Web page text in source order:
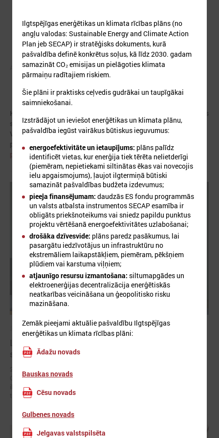
Autors: ES
Klimata zināšanu telpa izveidota projektā "AdaptationHubs", kas
saņēmis ES programmas "Apvārsnis Eiropa" finansējumu.
Vairāk informācijas par
projektu:https://www.lps.lv/lv/projekti/aktivie-projekti/46-
projekts-adaptation-hubs-nacionalie-adaptacijas-centri
2026. gada 11. jūnijs
sadarbību meliorācijas sistēmu apsaimniekošanā
2026. gada 10. jūnijā Latvijas Pašvaldību savienības (LPS) priekšsēdis
Gints Kaminskis un zemkopības ministrs Uldis Augulis parakstīja
ikgadējo sarunu protokolu, apstiprinot panāktās vienošanās un
turpmāko sadarbību pašvaldībām nozīmīgu jautājumu risināšanā.
Ilgtspējīgas enerģētikas un klimata rīcības plāns (no
angļu valodas: Sustainable Energy and Climate Action
Plan jeb SECAP) ir stratēģisks dokuments, kurā
pašvaldība definē konkrētus soļus, kā līdz 2030. gadam
samazināt CO₂ emisijas un pielāgoties klimata
pārmaiņu radītajiem riskiem.
Šie plāni ir praktisks ceļvedis gudrākai un taupīgākai
saimniekošanai.
Izstrādājot un ieviešot enerģētikas un klimata plānu,
pašvaldība iegūst vairākus būtiskus ieguvumus:
energoefektivitāte un ietaupījums: plāns palīdz
identificēt vietas, kur enerģija tiek tērēta nelietderīgi
(piemēram, nepietiekami siltinātas ēkas vai novecojis
ielu apgaismojums), ļaujot ilgtermiņā būtiski
samazināt pašvaldības budžeta izdevumus;
pieeja finansējumam: daudzās ES fondu programmās
un valsts atbalsta instrumentos SECAP esamība ir
obligāts priekšnoteikums vai sniedz papildu punktus
projektu vērtēšanā energoefektivitātes uzlabošanai;
drošāka dzīvesvide: plāns paredz pasākumus, lai
pasargātu iedzīvotājus un infrastruktūru no
ekstremāliem laikapstākļiem, piemēram, pēkšņiem
plūdiem vai karstuma viļņiem;
atjaunīgo resursu izmantošana: siltumapgādes un
elektroenerģijas decentralizācija enerģētiskās
neatkarības veicināšana un ģeopolitisko risku
mazināšana.
Zemāk pieejami aktuālie pašvaldību Ilgtspējīgas
enerģētikas un klimata rīcības plāni:
Ādažu novads
Bauskas novads
Cēsu novads
Gulbenes novads
Jelgavas valstspilsēta